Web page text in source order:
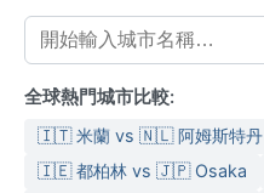
全球熱門城市比較:
🇮🇹 米蘭 vs 🇳🇱 阿姆斯特丹
🇮🇪 都柏林 vs 🇯🇵 Osaka